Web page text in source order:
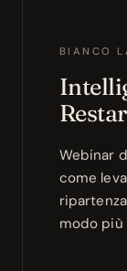
BIANCO
Webinar
come
modo più